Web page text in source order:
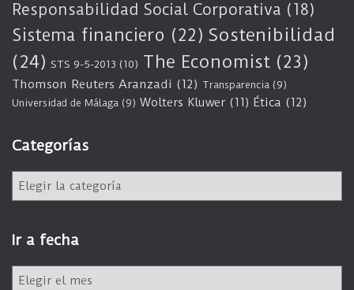
Responsabilidad Social Corporativa (18)
Sistema financiero (22) Sostenibilidad
(24) STS 9-5-2013 (10) The Economist (23)
Thomson Reuters Aranzadi (12) Transparencia (9)
Universidad de Málaga (9) Wolters Kluwer (11) Ética (12)
Categorías
e
g
o
Ir a fecha